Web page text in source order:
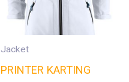
Jacket
PRINTER KARTING